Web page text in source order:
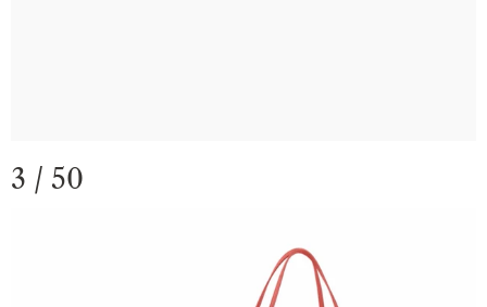
3 / 50